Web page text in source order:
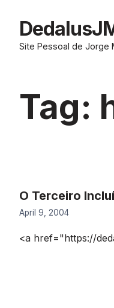
content
Site Pessoal de Jorge
Tag:
O Terceiro
April 9, 2004
<a href="https://